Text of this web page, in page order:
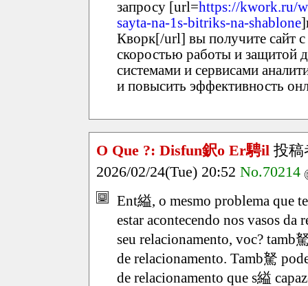
запросу [url=https://kwork.ru/
sayta-na-1s-bitriks-na-shablone
Кворк[/url] вы получите сайт
скоростью работы и защитой
системами и сервисами
и повысить эффективность
O Que ?: Disfun鈬o Er騁il 投稿
2026/02/24(Tue) 20:52 No.70214
Ent縊, o mesmo problema que
estar acontecendo nos vasos da
seu relacionamento, voc? tamb
de relacionamento. Tamb駑
de relacionamento que s縊